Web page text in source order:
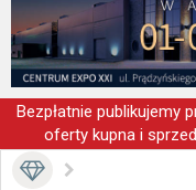
Bezpłatnie publikujemy
oferty kupna i